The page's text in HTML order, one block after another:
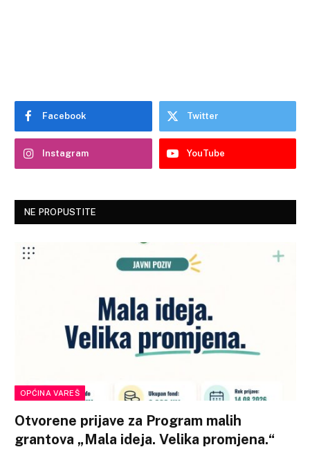
Facebook Twitter
Instagram YouTube
NE PROPUSTITE
OPĆINA VAREŠ
Otvorene prijave za Program malih
grantova „Mala ideja. Velika promjena.“